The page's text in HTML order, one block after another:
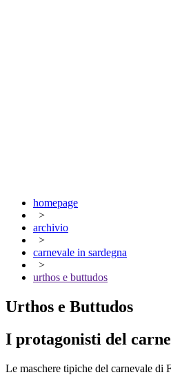
homepage
>
archivio
>
carnevale in sardegna
>
urthos e buttudos
Urthos e Buttudos
I protagonisti del
Le maschere tipiche del carnevale di